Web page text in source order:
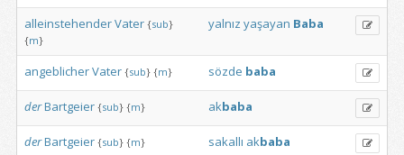
alleinstehenderVater {sub}
{m}
yalnız yaşayan Baba
angeblicherVater {sub} {m} sözde baba
derBartgeier {sub} {m} akbaba
derBartgeier {sub} {m} sakallı akbaba